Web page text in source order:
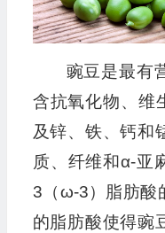
豌豆是最有
含抗氧化物、维
及锌、铁、钙和
质、纤维和α-亚
3（ω-3）脂肪酸
的脂肪酸使得豌